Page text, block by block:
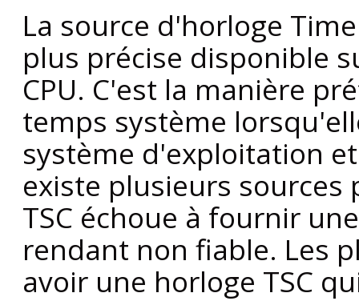
La source d'horloge
plus précise disponible
CPU. C'est la manière
temps système
système d'exploitation
existe plusieurs
TSC échoue à fournir
rendant non fiable. Les
avoir une horloge TSC